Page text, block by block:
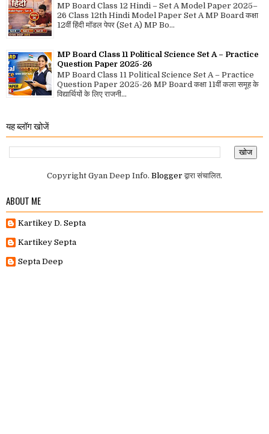
MP Board Class 12 Hindi – Set A Model Paper 2025–
26 Class 12th Hindi Model Paper Set A MP Board कक्षा
12वीं हिंदी मॉडल पेपर (Set A) MP Bo...
MP Board Class 11 Political Science Set A – Practice
Question Paper 2025-26
MP Board Class 11 Political Science Set A – Practice
Question Paper 2025-26 MP Board कक्षा 11वीं कला समूह के
विद्यार्थियों के लिए राजनी...
यह ब्लॉग खोजें
Copyright Gyan Deep Info. Blogger द्वारा संचालित.
ABOUT ME
Kartikey D. Septa
Kartikey Septa
Septa Deep